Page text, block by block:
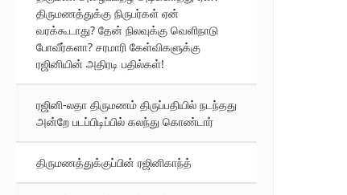
திருமணத்துக்கு நிருபர்கள் ஏன்
வரக்கூடாது? தேன் நிலவுக்கு வெளிநாடு
போவீர்களா? சரமாரி கேள்விகளுக்கு
ரஜினியின் அதிரடி பதில்கள்!
ரஜினி-லதா திருமணம் திருப்பதியில் நடந்தது
அன்றே படப்பிடிப்பில் கலந்து கொண்டார்
திருமணத்துக்குப்பின் ரஜினிகாந்த்